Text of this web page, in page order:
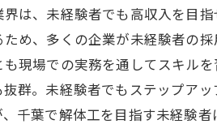
は、未経験者でも高収入を目
め、多くの企業が未経験者の
現場での実務を通してスキル
群。未経験者でもステップア
千葉で解体工を目指す未経験